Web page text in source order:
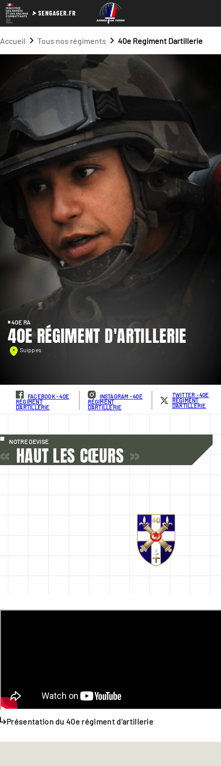
Accueil Tous nos régiments 40e Regiment Dartillerie
40E RA
40E RÉGIMENT D'ARTILLERIE
Suippes
FACEBOOK - 40E
RÉGIMENT
D'ARTILLERIE
INSTAGRAM - 40E
RÉGIMENT
D'ARTILLERIE
TWITTER - 40E
RÉGIMENT
D'ARTILLERIE
NOTRE DEVISE
« HAUT LES CŒURS »
Présentation du 40e régiment d'artillerie